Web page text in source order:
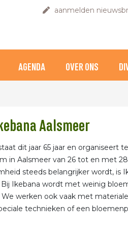
aanmelden
AGENDA OVER ONS
Aalsmeer
dit jaar 65 jaar en organiseert
in Aalsmeer van 26 tot en met
steeds belangrijker wordt, is
Ikebana wordt met weinig
werken ook vaak met
technieken of een